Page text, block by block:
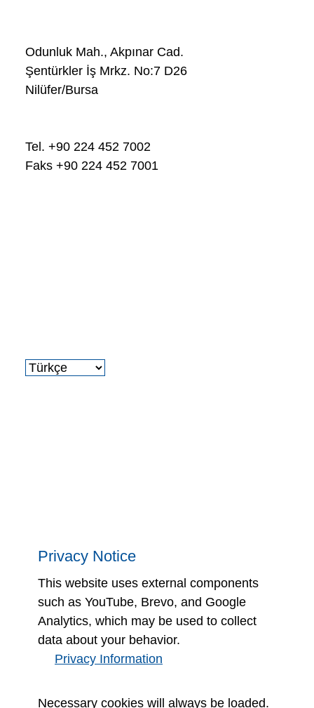
Odunluk Mah., Akpınar Cad.
Şentürkler İş Mrkz. No:7 D26
Nilüfer/Bursa
Tel. +90 224 452 7002
Faks +90 224 452 7001
Privacy Notice
This website uses external components
such as YouTube, Brevo, and Google
Analytics, which may be used to collect
data about your behavior.
Privacy Information
Necessary cookies will always be loaded.